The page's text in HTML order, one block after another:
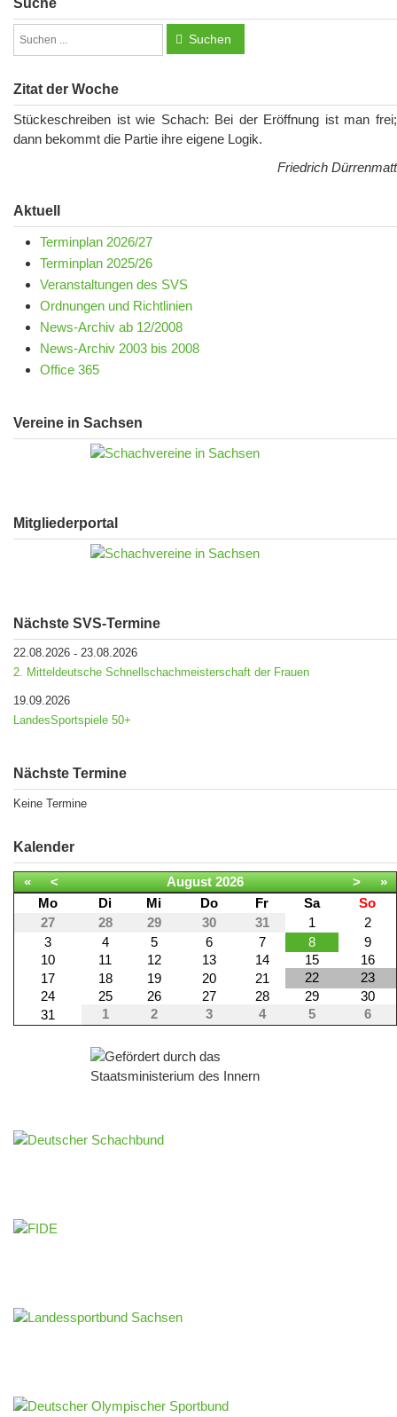
Suche
Suchen
Zitat der Woche
Stückeschreiben ist wie Schach: Bei der Eröffnung ist man frei;
dann bekommt die Partie ihre eigene Logik.
Friedrich Dürrenmatt
Aktuell
Terminplan 2026/27
Terminplan 2025/26
Veranstaltungen des SVS
Ordnungen und Richtlinien
News-Archiv ab 12/2008
News-Archiv 2003 bis 2008
Office 365
Vereine in Sachsen
Mitgliederportal
Nächste SVS-Termine
22.08.2026 - 23.08.2026
2. Mitteldeutsche Schnellschachmeisterschaft der Frauen
19.09.2026
LandesSportspiele 50+
Nächste Termine
Keine Termine
Kalender
« < August 2026 >
»
Mo
Di Mi Do Fr Sa
So
27
28 29 30 31 1
2
3
4 5 6 7 8
9
10
11 12 13 14 15
16
17
18 19 20 21 22
23
24
25 26 27 28 29
30
31
1 2 3 4 5 6